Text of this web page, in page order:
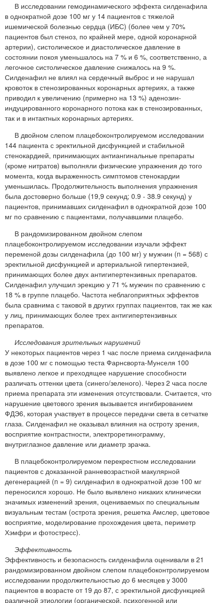
В исследовании гемодинамического эффекта силденафила
в однократной дозе 100 мг у 14 пациентов с тяжелой
ишемической болезнью сердца (ИБС) (более чем у 70%
пациентов был стеноз, по крайней мере, одной коронарной
артерии), систолическое и диастолическое давление в
состоянии покоя уменьшалось на 7 % и 6 %, соответственно, а
легочное систолическое давление снижалось на 9 %.
Силденафил не влиял на сердечный выброс и не нарушал
кровоток в стенозированных коронарных артериях, а также
приводил к увеличению (примерно на 13 %) аденозин-
индуцированного коронарного потока как в стенозированных,
так и в интактных коронарных артериях.
В двойном слепом плацебоконтролируемом исследовании
144 пациента с эректильной дисфункцией и стабильной
стенокардией, принимающих антиангинальные препараты
(кроме нитратов) выполняли физические упражнения до того
момента, когда выраженность симптомов стенокардии
уменьшилась. Продолжительность выполнения упражнения
была достоверно больше (19,9 секунд; 0.9 - 38.9 секунд) у
пациентов, принимавших силденафил в однократной дозе 100
мг по сравнению с пациентами, получавшими плацебо.
В рандомизированном двойном слепом
плацебоконтролируемом исследовании изучали эффект
переменой дозы силденафила (до 100 мг) у мужчин (n = 568) с
эректильной дисфункцией и артериальной гипертензией,
принимающих более двух антигипертензивных препаратов.
Силденафил улучшил эрекцию у 71 % мужчин по сравнению с
18 % в группе плацебо. Частота неблагоприятных эффектов
была сравнима с таковой в других группах пациентов, так же как
у лиц, принимающих более трех антигипертензивных
препаратов.
Исследования зрительных нарушений
У некоторых пациентов через 1 час после приема силденафила
в дозе 100 мг с помощью теста Фарнсворта-Мунселя 100
выявлено легкое и преходящее нарушение способности
различать оттенки цвета (синего/зеленого). Через 2 часа после
приема препарата эти изменения отсутствовали. Считается, что
нарушение цветового зрения вызывается ингибированием
ФДЭ6, которая участвует в процессе передачи света в сетчатке
глаза. Силденафил не оказывал влияния на остроту зрения,
восприятие контрастности, электроретинограмму,
внутриглазное давление или диаметр зрачка.
В плацебоконтролируемом перекрестном исследовании
пациентов с доказанной ранневозрастной макулярной
дегенерацией (n = 9) силденафил в однократной дозе 100 мг
переносился хорошо. Не было выявлено никаких клинически
значимых изменений зрения, оцениваемых по специальным
визуальным тестам (острота зрения, решетка Амслер, цветовое
восприятие, моделирование прохождения цвета, периметр
Хэмфри и фотостресс).
Эффективность
Эффективность и безопасность силденафила оценивали в 21
рандомизированном двойном слепом плацебоконтролируемом
исследовании продолжительностью до 6 месяцев у 3000
пациентов в возрасте от 19 до 87, с эректильной дисфункцией
различной этиологии (органической, психогенной или